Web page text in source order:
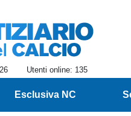
Utenti online: 135
Esclusiva NC